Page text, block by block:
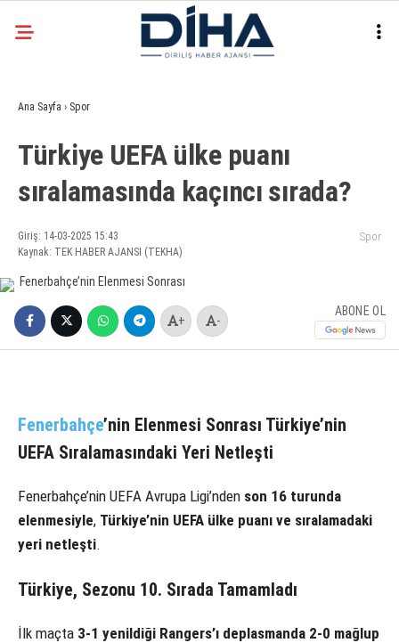
20.7°
ANKARA
EKONOMI
SIYASET
SPOR
TEKNOLOJI
Ana Sayfa › Spor
Türkiye UEFA ülke puanı
sıralamasında kaçıncı sırada?
Giriş: 14-03-2025 15:43
Kaynak: TEK HABER AJANSI (TEKHA)
Spor
+ -
ABONE OL
Fenerbahçe’nin Elenmesi Sonrası Türkiye’nin
UEFA Sıralamasındaki Yeri Netleşti
Fenerbahçe’nin UEFA Avrupa Ligi’nden son 16 turunda
elenmesiyle, Türkiye’nin UEFA ülke puanı ve sıralamadaki
yeri netleşti.
Türkiye, Sezonu 10. Sırada Tamamladı
İlk maçta 3-1 yenildiği Rangers’ı deplasmanda 2-0 mağlup